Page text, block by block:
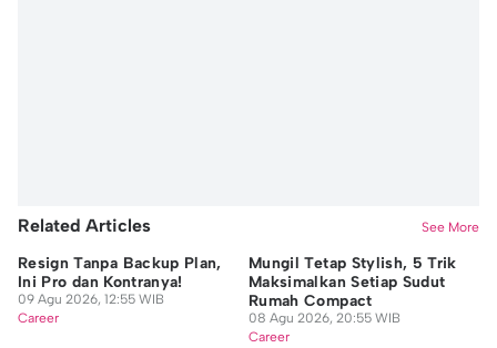
Related Articles See More
Resign Tanpa Backup Plan,
Ini Pro dan Kontranya!
09 Agu 2026, 12:55 WIB
Career
Mungil Tetap Stylish, 5 Trik
Maksimalkan Setiap Sudut
Rumah Compact
08 Agu 2026, 20:55 WIB
Career